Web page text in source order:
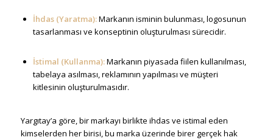
İhdas (Yaratma):Markanın isminin bulunması, logosunun
tasarlanması ve konseptinin oluşturulması sürecidir.
İstimal (Kullanma):Markanın piyasada fiilen kullanılması,
tabelaya asılması, reklamının yapılması ve müşteri
kitlesinin oluşturulmasıdır.
Yargıtay’a göre, bir markayı birlikte ihdas ve istimal eden
kimselerden her birisi, bu marka üzerinde birer gerçek hak